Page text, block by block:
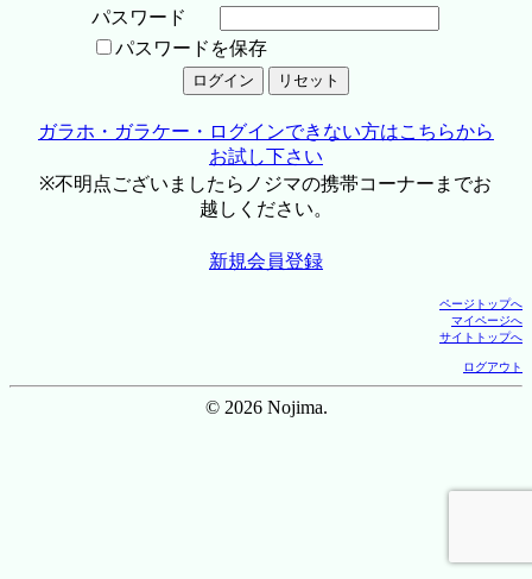
パスワード
パスワードを保存
ガラホ・ガラケー・ログインできない方はこちらから
お試し下さい
※不明点ございましたらノジマの携帯コーナーまでお
越しください。
新規会員登録
ページトップへ
マイページへ
サイトトップへ
ログアウト
© 2026 Nojima.